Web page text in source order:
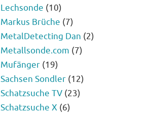
Lechsonde (10)
Markus Brüche (7)
MetalDetecting Dan (2)
Metallsonde.com (7)
Mufänger (19)
Sachsen Sondler (12)
Schatzsuche TV (23)
Schatzsuche X (6)